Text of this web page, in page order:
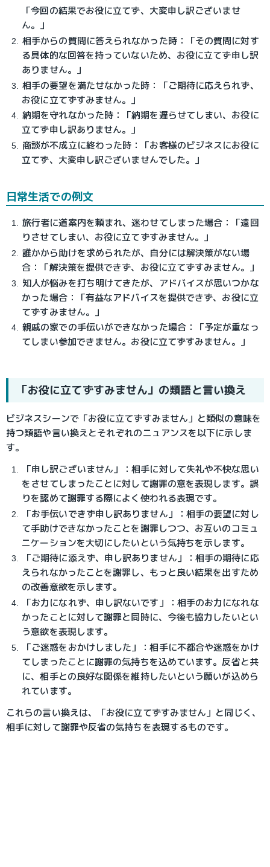
「今回の結果でお役に立てず、大変申し訳ございませ
ん。」
相手からの質問に答えられなかった時：「その質問に対す
る具体的な回答を持っていないため、お役に立てず申し訳
ありません。」
相手の要望を満たせなかった時：「ご期待に応えられず、
お役に立てずすみません。」
納期を守れなかった時：「納期を遅らせてしまい、お役に
立てず申し訳ありません。」
商談が不成立に終わった時：「お客様のビジネスにお役に
立てず、大変申し訳ございませんでした。」
日常生活での例文
旅行者に道案内を頼まれ、迷わせてしまった場合：「遠回
りさせてしまい、お役に立てずすみません。」
誰かから助けを求められたが、自分には解決策がない場
合：「解決策を提供できず、お役に立てずすみません。」
知人が悩みを打ち明けてきたが、アドバイスが思いつかな
かった場合：「有益なアドバイスを提供できず、お役に立
てずすみません。」
親戚の家での手伝いができなかった場合：「予定が重なっ
てしまい参加できません。お役に立てずすみません。」
「お役に立てずすみません」の類語と言い換え
ビジネスシーンで「お役に立てずすみません」と類似の意味を
持つ類語や言い換えとそれぞれのニュアンスを以下に示しま
す。
「申し訳ございません」：相手に対して失礼や不快な思い
をさせてしまったことに対して謝罪の意を表現します。誤
りを認めて謝罪する際によく使われる表現です。
「お手伝いできず申し訳ありません」：相手の要望に対し
て手助けできなかったことを謝罪しつつ、お互いのコミュ
ニケーションを大切にしたいという気持ちを示します。
「ご期待に添えず、申し訳ありません」：相手の期待に応
えられなかったことを謝罪し、もっと良い結果を出すため
の改善意欲を示します。
「お力になれず、申し訳ないです」：相手のお力になれな
かったことに対して謝罪と同時に、今後も協力したいとい
う意欲を表現します。
「ご迷惑をおかけしました」：相手に不都合や迷惑をかけ
てしまったことに謝罪の気持ちを込めています。反省と共
に、相手との良好な関係を維持したいという願いが込めら
れています。
これらの言い換えは、「お役に立てずすみません」と同じく、
相手に対して謝罪や反省の気持ちを表現するものです。